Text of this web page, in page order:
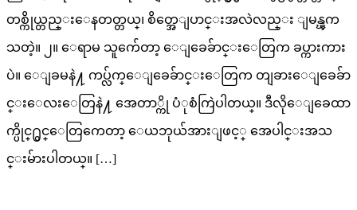
တစ္ကိုယ္တည္းေနတတ္တယ္၊ စိတ္အေျပာင္းအလဲလည္း ျမန္ၾက
သတဲ့။ ၂။ ေရာမ သူက်ေတာ့ ေျခေခ်ာင္းေတြက ခပ္ကားကား
ပဲ။ ေျခမနဲ႔ ကပ္လ်က္ေျခေခ်ာင္းေတြက တျခားေျခေခ်ာ
င္းေလးေတြနဲ႔ အေတာ္ကို ပံုစံကြဲပါတယ္။ ဒီလိုေျခေထာ
က္ပိုင္႐ွင္ေတြကေတာ့ ေယဘုယ်အားျဖင့္ အေပါင္းအသ
င္းမ်ားပါတယ္။ […]